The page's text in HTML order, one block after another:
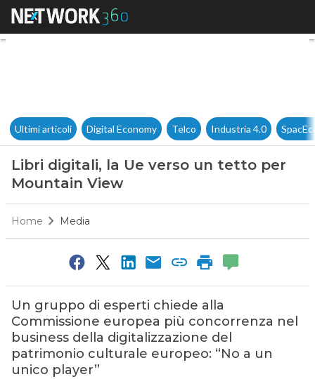
Libri digitali, la Ue verso un
Ultimi articoli Digital Economy Telco Industria 4.0
Libri digitali, la Ue verso un tetto per
Mountain View
Home Media
Un gruppo di esperti chiede alla
Commissione europea più concorrenza nel
business della digitalizzazione del
patrimonio culturale europeo: “No a un
unico player”